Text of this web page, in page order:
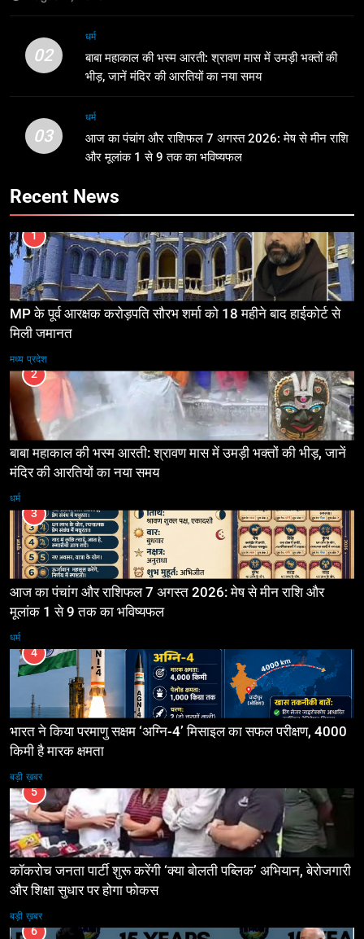
02
धर्म
बाबा महाकाल की भस्म आरती: श्रावण मास में उमड़ी भक्तों की
भीड़, जानें मंदिर की आरतियों का नया समय
03
धर्म
आज का पंचांग और राशिफल 7 अगस्त 2026: मेष से मीन राशि
और मूलांक 1 से 9 तक का भविष्यफल
Recent News
1
MP के पूर्व आरक्षक करोड़पति सौरभ शर्मा को 18 महीने बाद हाईकोर्ट से
मिली जमानत
मध्य प्रदेश
2
बाबा महाकाल की भस्म आरती: श्रावण मास में उमड़ी भक्तों की भीड़, जानें
मंदिर की आरतियों का नया समय
धर्म
3
आज का पंचांग और राशिफल 7 अगस्त 2026: मेष से मीन राशि और
मूलांक 1 से 9 तक का भविष्यफल
धर्म
4
भारत ने किया परमाणु सक्षम ‘अग्नि-4’ मिसाइल का सफल परीक्षण, 4000
किमी है मारक क्षमता
बड़ी ख़बर
5
कॉकरोच जनता पार्टी शुरू करेंगी ‘क्या बोलती पब्लिक’ अभियान, बेरोजगारी
और शिक्षा सुधार पर होगा फोकस
बड़ी ख़बर
6